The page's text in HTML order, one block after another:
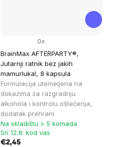
BrainMax AFTERPARTY®,
Jutarnji ratnik bez jakih
mamurluka!, 8 kapsula
Formulacija utemeljena na
dokazima za razgradnju
alkohola i kontrolu oštećenja,
dodatak prehrani
0x
Na skladištu > 5 komada
Sri 12.8. kod vas
€2,45